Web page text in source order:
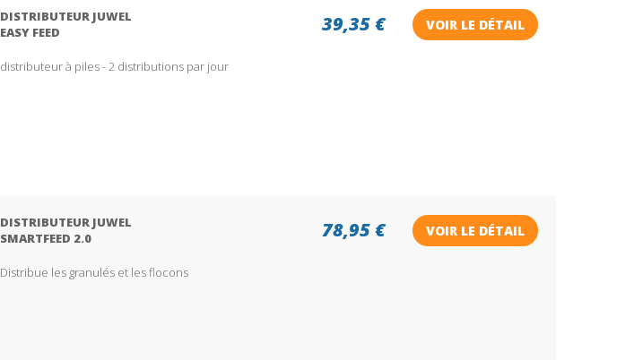
DISTRIBUTEUR JUWEL
EASY FEED
39,35 € VOIR LE DÉTAIL
distributeur à piles - 2 distributions par jour
DISTRIBUTEUR JUWEL
SMARTFEED 2.0
78,95 € VOIR LE DÉTAIL
Distribue les granulés et les flocons